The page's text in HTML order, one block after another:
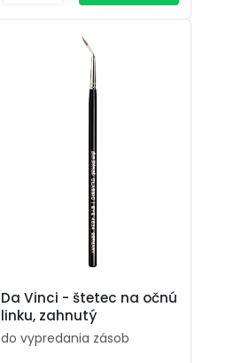
Da Vinci - štetec na očnú
linku, zahnutý
do vypredania zásob